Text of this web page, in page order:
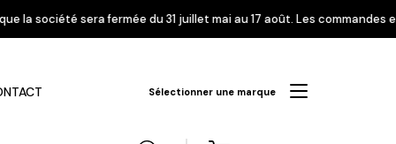
du 31 juillet mai au 17 août. Les commandes enregistrées à partir
Sélectionner une marque